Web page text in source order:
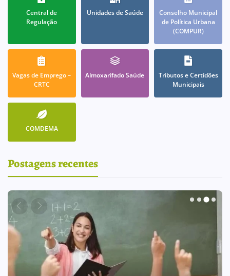
Central de
Regulação
Unidades de Saúde
Conselho Municipal
de Política Urbana
(COMPUR)
Vagas de Emprego –
CRTC
Almoxarifado Saúde
Tributos e Certidões
Municipais
COMDEMA
Postagens recentes